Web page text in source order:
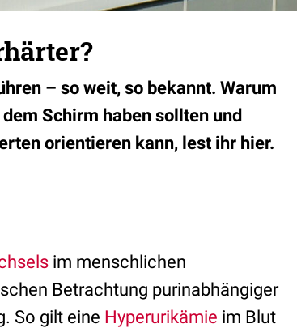
– so weit, so bekannt. Warum
Schirm haben sollten und
orientieren kann, lest ihr hier.
im menschlichen
Betrachtung purinabhängiger
So gilt eine Hyperurikämie im Blut